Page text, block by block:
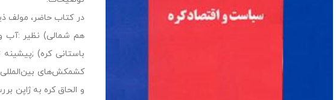
در کتاب حاضر، مولف
هم شمالی) نظیر :آب و
باستانی کره)
کشمکش‌های بین‌المللی
و الحاق کره به ژاپن